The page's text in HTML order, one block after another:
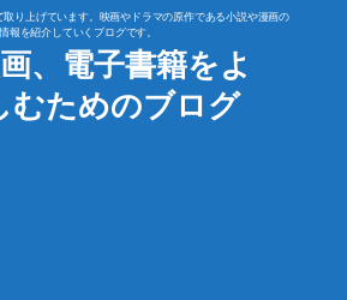
り上げています。映画やドラマの原作である小説や漫画の
情報を紹介していくブログです。
、電子書籍をよ
むためのブログ